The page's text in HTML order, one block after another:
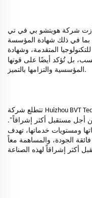
شركة هويتشو بي في تي
بما في ذلك شهادة المؤسسة
بل تُؤكد أيضًا على قوتها
المؤسسية والتزامها بالتميز .
Huizhou BVT
أجل مستقبل أكثر إشراقاً".
ومستويات خدماتها، تهدف
الجودة، والمساهمة معاً
أكثر إشراقاً لهذه الصناعة